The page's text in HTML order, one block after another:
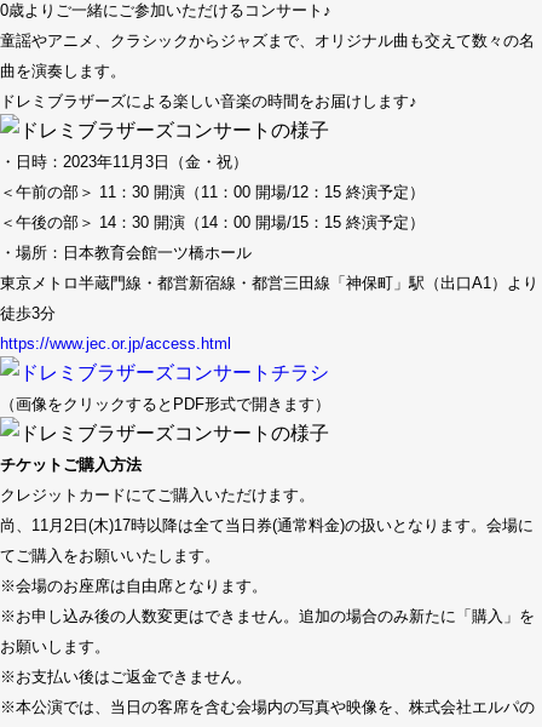
0歳よりご一緒にご参加いただけるコンサート♪
童謡やアニメ、クラシックからジャズまで、オリジナル曲も交えて数々の名
曲を演奏します。
ドレミブラザーズによる楽しい音楽の時間をお届けします♪
・日時：2023年11月3日（金・祝）
＜午前の部＞ 11：30 開演（11：00 開場/12：15 終演予定）
＜午後の部＞ 14：30 開演（14：00 開場/15：15 終演予定）
・場所：日本教育会館一ツ橋ホール
東京メトロ半蔵門線・都営新宿線・都営三田線「神保町」駅（出口A1）より
徒歩3分
https://www.jec.or.jp/access.html
（画像をクリックするとPDF形式で開きます）
チケットご購入方法
クレジットカードにてご購入いただけます。
尚、11月2日(木)17時以降は全て当日券(通常料金)の扱いとなります。会場に
てご購入をお願いいたします。
※会場のお座席は自由席となります。
※お申し込み後の人数変更はできません。追加の場合のみ新たに「購入」を
お願いします。
※お支払い後はご返金できません。
※本公演では、当日の客席を含む会場内の写真や映像を、株式会社エルパの